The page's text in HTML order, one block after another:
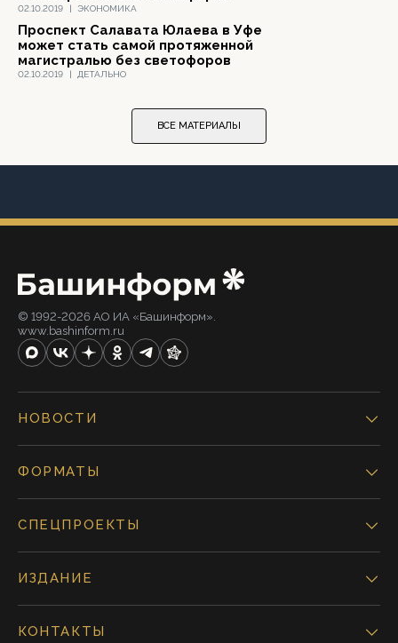
02.10.2019 | ЭКОНОМИКА
02.10.2019 | ДЕТАЛЬНО
Проспект Салавата Юлаева в Уфе
может стать самой протяженной
магистралью без светофоров
ВСЕ МАТЕРИАЛЫ
© 1992-2026 АО ИА «Башинформ».
www.bashinform.ru
НОВОСТИ
ФОРМАТЫ
СПЕЦПРОЕКТЫ
ИЗДАНИЕ
КОНТАКТЫ